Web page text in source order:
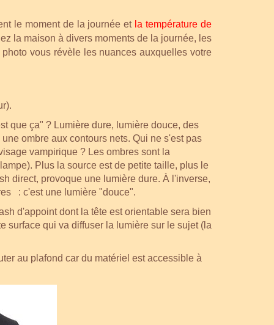
le moment de la journée et la température de
la maison à divers moments de la journée, les
vous révèle les nuances auxquelles votre
que ça" ? Lumière dure, lumière douce, des
ombre aux contours nets. Qui ne s'est pas
vampirique ? Les ombres sont la
Plus la source est de petite taille, plus le
direct, provoque une lumière dure. À l'inverse,
: c'est une lumière "douce".
d'appoint dont la tête est orientable sera bien
surface qui va diffuser la lumière sur le sujet (la
au plafond car du matériel est accessible à